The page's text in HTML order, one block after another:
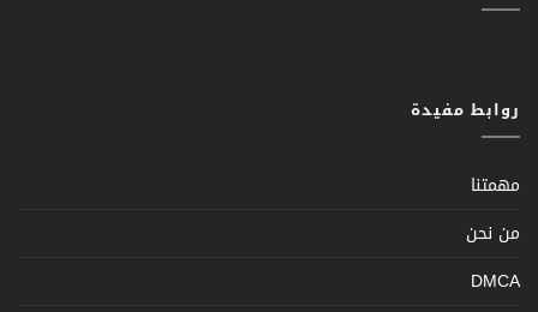
روابط مفيدة
مهمتنا
من نحن
DMCA